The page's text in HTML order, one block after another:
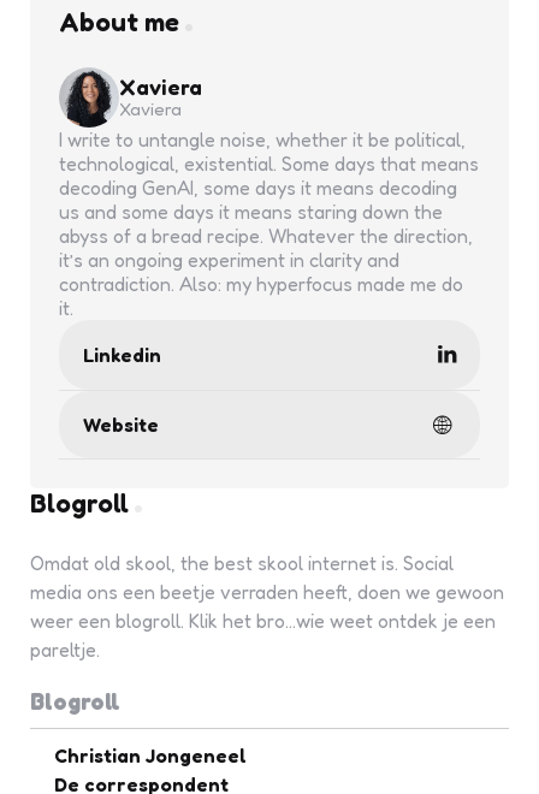
About me
Xaviera
Xaviera
I write to untangle noise, whether it be political,
technological, existential. Some days that means
decoding GenAI, some days it means decoding
us and some days it means staring down the
abyss of a bread recipe. Whatever the direction,
it’s an ongoing experiment in clarity and
contradiction. Also: my hyperfocus made me do
it.
Linkedin
Website
Blogroll
Omdat old skool, the best skool internet is. Social
media ons een beetje verraden heeft, doen we gewoon
weer een blogroll. Klik het bro...wie weet ontdek je een
pareltje.
Blogroll
Christian Jongeneel
De correspondent